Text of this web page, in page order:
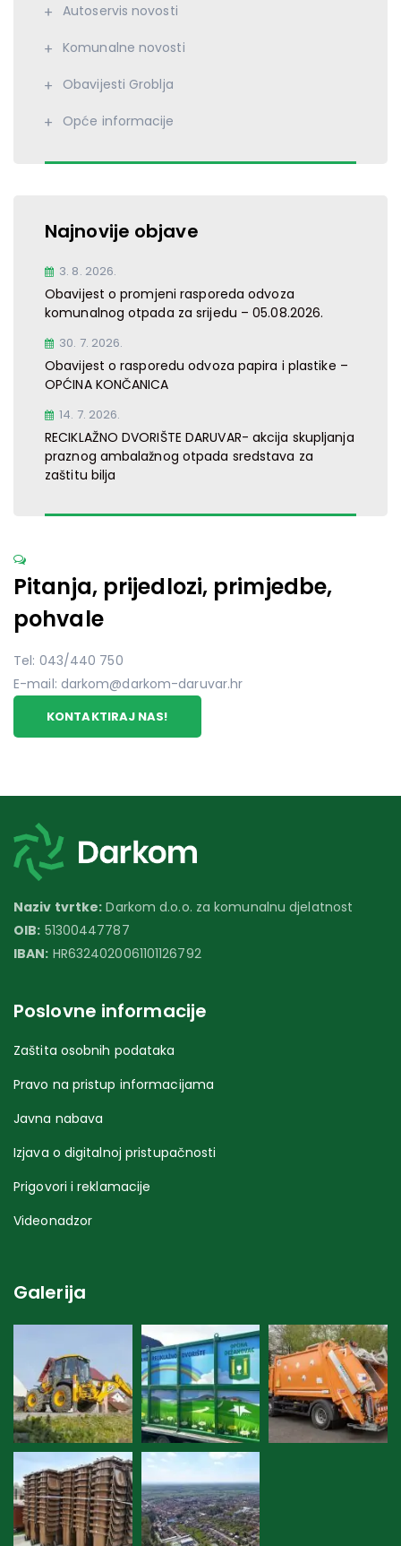
Autoservis novosti
Komunalne novosti
Obavijesti Groblja
Opće informacije
Najnovije objave
3. 8. 2026.
Obavijest o promjeni rasporeda odvoza
komunalnog otpada za srijedu – 05.08.2026.
30. 7. 2026.
Obavijest o rasporedu odvoza papira i plastike –
OPĆINA KONČANICA
14. 7. 2026.
RECIKLAŽNO DVORIŠTE DARUVAR- akcija skupljanja
praznog ambalažnog otpada sredstava za
zaštitu bilja
Pitanja, prijedlozi, primjedbe,
pohvale
Tel: 043/440 750
E-mail: darkom@darkom-daruvar.hr
KONTAKTIRAJ NAS!
Naziv tvrtke: Darkom d.o.o. za komunalnu djelatnost
OIB: 51300447787
IBAN: HR6324020061101126792
Poslovne informacije
Zaštita osobnih podataka
Pravo na pristup informacijama
Javna nabava
Izjava o digitalnoj pristupačnosti
Prigovori i reklamacije
Videonadzor
Galerija